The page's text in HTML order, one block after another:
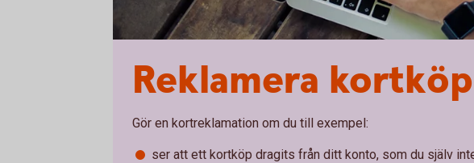
Reklamera
Gör en kortreklamation om du till exempel:
ser att ett kortköp dragits från ditt konto, som du själv